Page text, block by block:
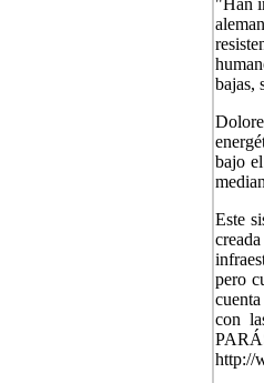
bajas,
bajo
Este
pero
con
http://